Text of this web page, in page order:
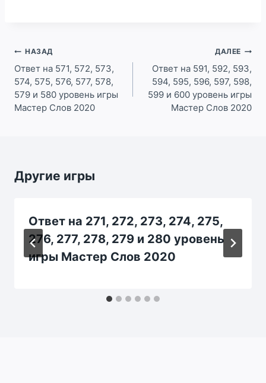
Навигация
по
записям
НАЗАД
Ответ на 571, 572, 573,
574, 575, 576, 577, 578,
579 и 580 уровень игры
Мастер Слов 2020
ДАЛЕЕ
Ответ на 591, 592, 593,
594, 595, 596, 597, 598,
599 и 600 уровень игры
Мастер Слов 2020
Другие игры
Ответ на 271, 272, 273, 274, 275,
276, 277, 278, 279 и 280 уровень
игры Мастер Слов 2020